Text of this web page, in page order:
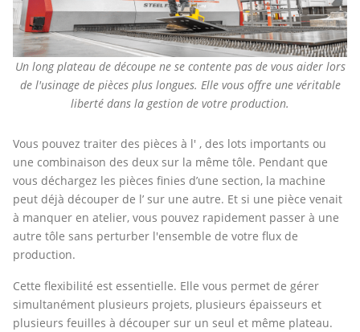
Un long plateau de découpe ne se contente pas de vous aider lors
de l'usinage de pièces plus longues. Elle vous offre une véritable
liberté dans la gestion de votre production.
Vous pouvez traiter des pièces à l' , des lots importants ou
une combinaison des deux sur la même tôle. Pendant que
vous déchargez les pièces finies d’une section, la machine
peut déjà découper de l’ sur une autre. Et si une pièce venait
à manquer en atelier, vous pouvez rapidement passer à une
autre tôle sans perturber l'ensemble de votre flux de
production.
Cette flexibilité est essentielle. Elle vous permet de gérer
simultanément plusieurs projets, plusieurs épaisseurs et
plusieurs feuilles à découper sur un seul et même plateau.